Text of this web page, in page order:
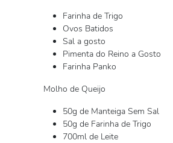
Farinha de Trigo
Ovos Batidos
Sal a gosto
Pimenta do Reino a Gosto
Farinha Panko
Molho de Queijo
50g de Manteiga Sem Sal
50g de Farinha de Trigo
700ml de Leite